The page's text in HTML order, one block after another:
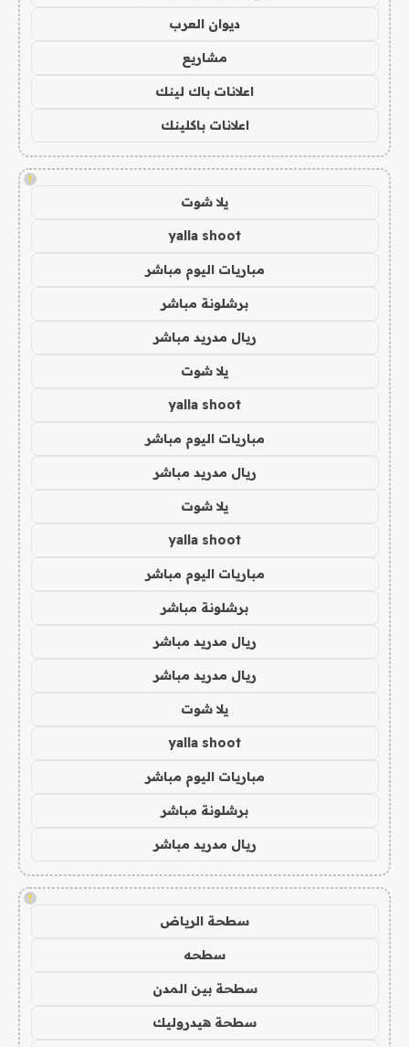
ديوان العرب
مشاريع
اعلانات باك لينك
اعلانات باكلينك
!
يلا شوت
yalla shoot
مباريات اليوم مباشر
برشلونة مباشر
ريال مدريد مباشر
يلا شوت
yalla shoot
مباريات اليوم مباشر
ريال مدريد مباشر
يلا شوت
yalla shoot
مباريات اليوم مباشر
برشلونة مباشر
ريال مدريد مباشر
ريال مدريد مباشر
يلا شوت
yalla shoot
مباريات اليوم مباشر
برشلونة مباشر
ريال مدريد مباشر
!
سطحة الرياض
سطحه
سطحة بين المدن
سطحة هيدروليك